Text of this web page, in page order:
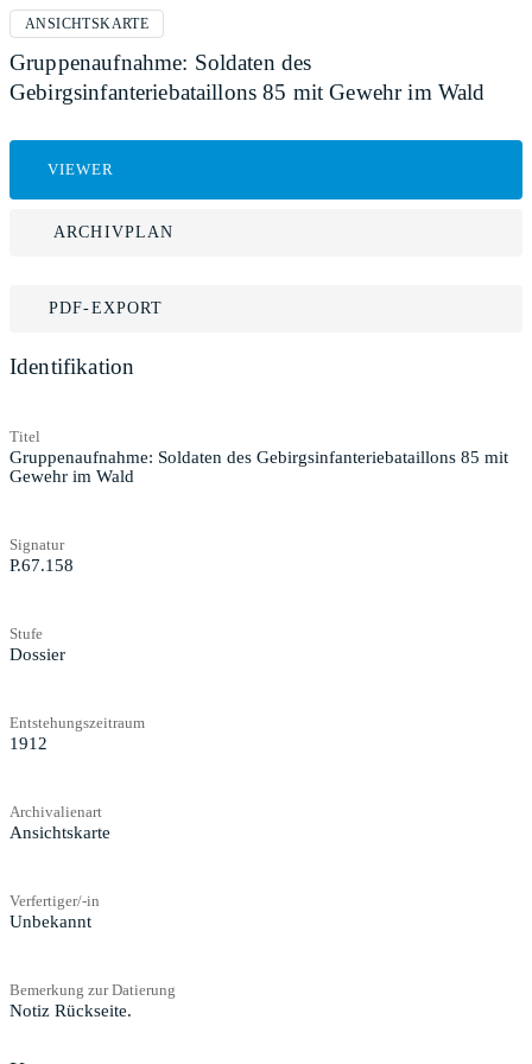
ANSICHTSKARTE
Gruppenaufnahme: Soldaten des
Gebirgsinfanteriebataillons 85 mit Gewehr im Wald
VIEWER
ARCHIVPLAN
PDF-EXPORT
Identifikation
Titel
Gruppenaufnahme: Soldaten des Gebirgsinfanteriebataillons 85 mit
Gewehr im Wald
Signatur
P.67.158
Stufe
Dossier
Entstehungszeitraum
1912
Archivalienart
Ansichtskarte
Verfertiger/-in
Unbekannt
Bemerkung zur Datierung
Notiz Rückseite.